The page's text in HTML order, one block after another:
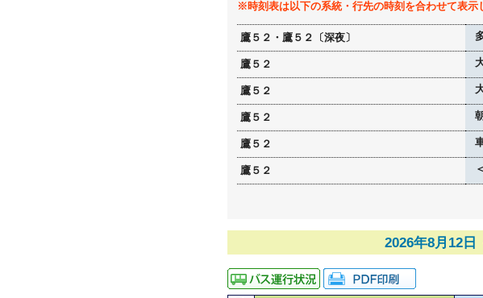
※時刻表は以下の系統・行先の時刻を合わせて表示
鷹５２・鷹５２〔深夜〕
鷹５２
鷹５２
鷹５２
鷹５２
鷹５２
2026年8月12日